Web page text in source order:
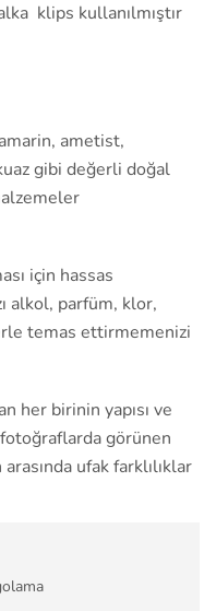
klips kullanılmıştır
ametist,
gibi değerli doğal
için hassas
alkol, parfüm, klor,
temas ettirmemenizi
her birinin yapısı ve
görünen
ufak farklılıklar